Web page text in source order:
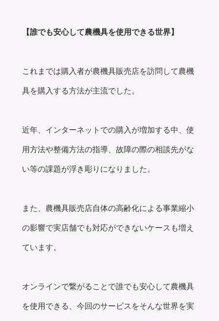
【誰でも安心して農機具を使用できる世界】
これまでは購入者が農機具販売店を訪問して農機
具を購入する方法が主流でした。
近年、インターネットでの購入が増加する中、使
用方法や整備方法の指導、故障の際の相談先がな
い等の課題が浮き彫りになりました。
また、農機具販売店自体の高齢化による事業縮小
の影響で実店舗でも対応ができないケースも増え
ています。
オンラインで繋がることで誰でも安心して農機具
を使用できる、今回のサービスをそんな世界を実